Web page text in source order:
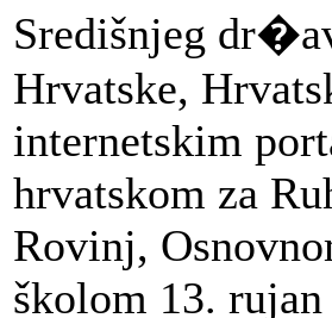
Središnjeg
Hrvatske,
internetskim
hrvatskom za
Rovinj,
školom 13. rujan